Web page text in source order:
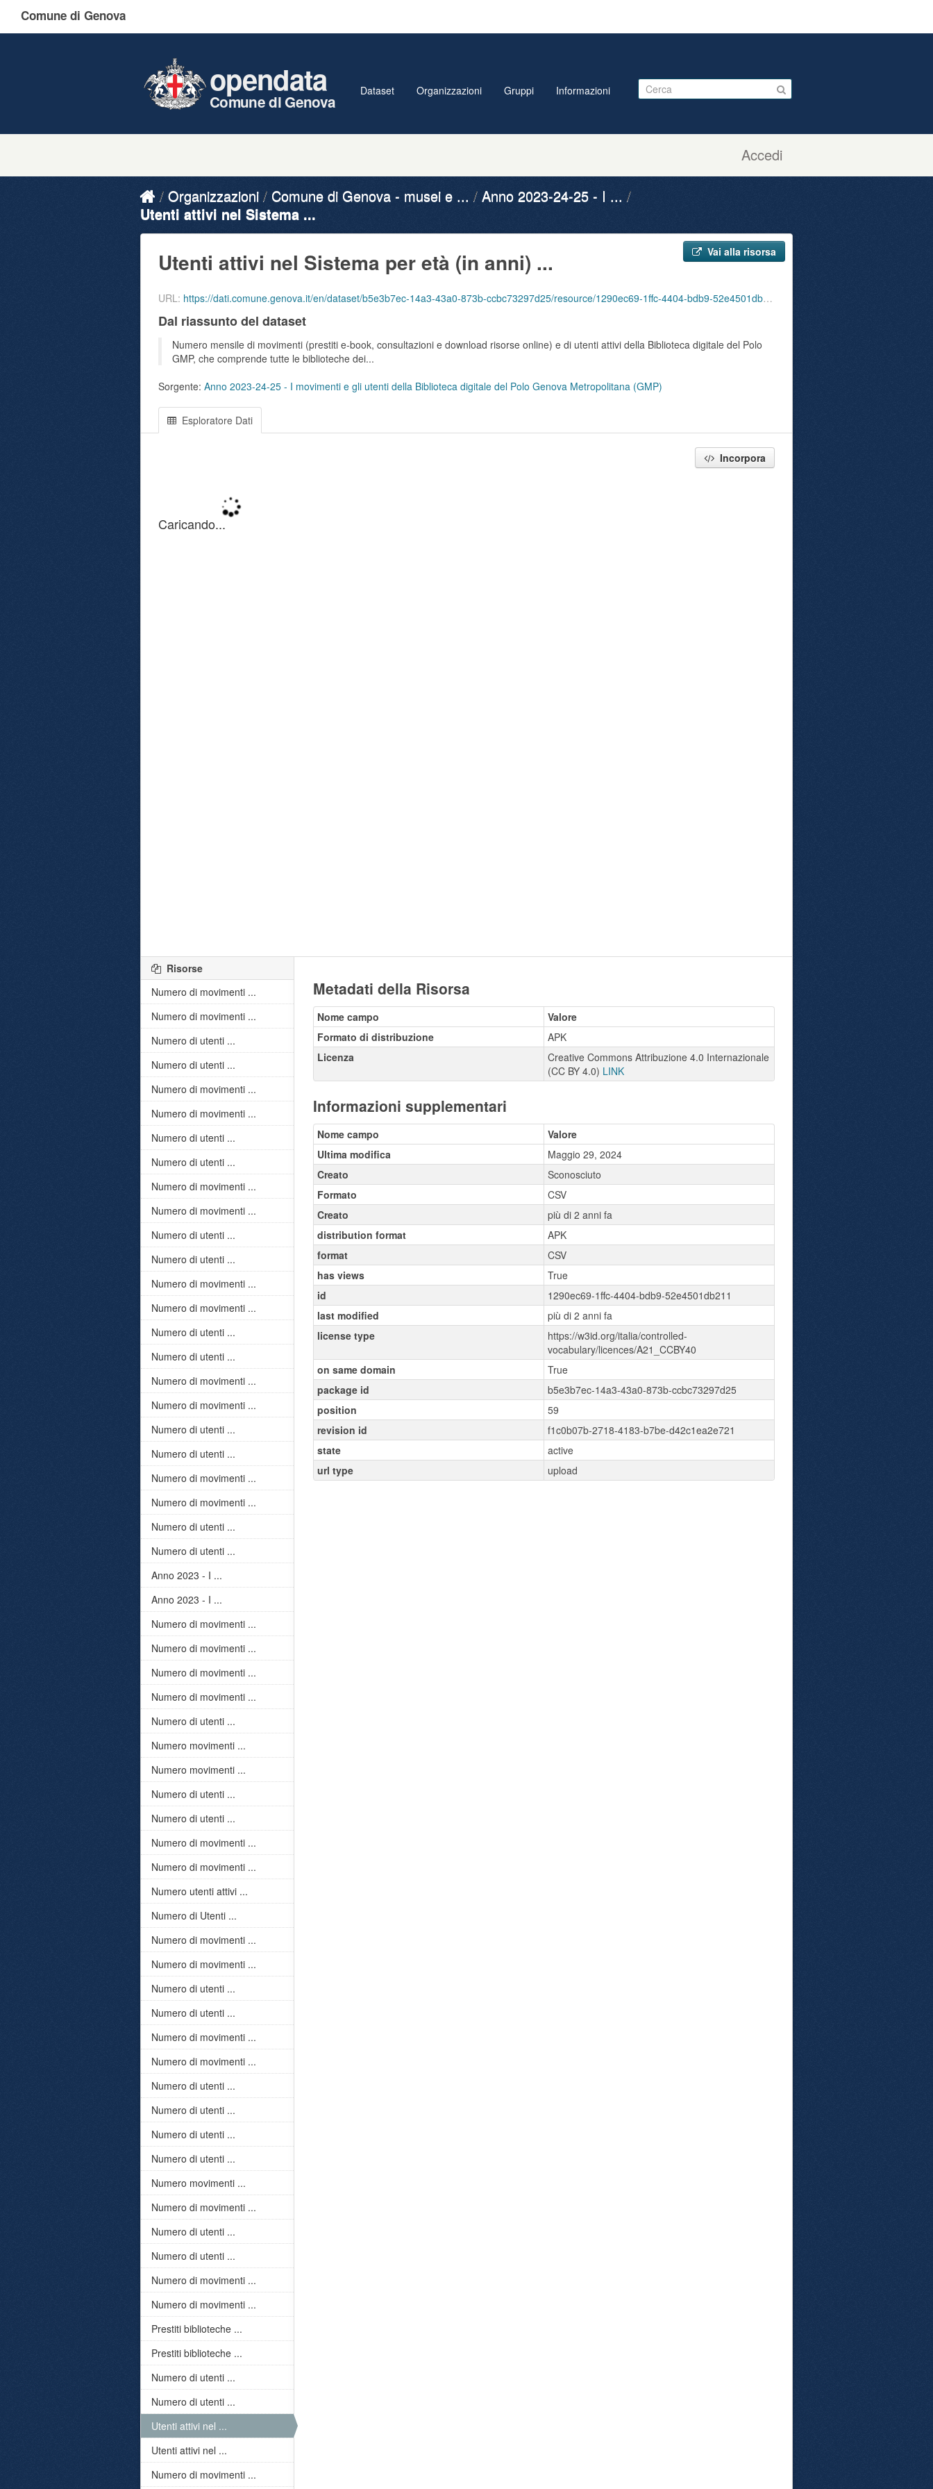
Comune di Genova
Accedi
opendata
Comune di Genova
Dataset Organizzazioni Gruppi Informazioni
Organizzazioni Comune di Genova - musei e ...
Anno 2023-24-25 - I ...
Utenti attivi nel Sistema ...
Vai alla risorsa
Utenti attivi nel Sistema per età (in anni) ...
URL: https://dati.comune.genova.it/en/dataset/b5e3b7ec-14a3-43a0-873b-ccbc73297d25/resource/1290ec69-1ffc-4404-bdb9-52e4501db211/download/ute_attivi_eta_bib_sbu_01_202402.csv
Dal riassunto del dataset
Numero mensile di movimenti (prestiti e-book, consultazioni e download risorse online) e di utenti attivi della Biblioteca digitale del Polo
GMP, che comprende tutte le biblioteche dei...
Sorgente: Anno 2023-24-25 - I movimenti e gli utenti della Biblioteca digitale del Polo Genova Metropolitana (GMP)
Esploratore Dati
Incorpora
Metadati della Risorsa
Nome campo
Valore
Formato di distribuzione
APK
Licenza
Creative Commons Attribuzione 4.0 Internazionale
(CC BY 4.0) LINK
Informazioni supplementari
Nome campo
Valore
Ultima modifica
Maggio 29, 2024
Creato
Sconosciuto
Formato
CSV
Creato
più di 2 anni fa
distribution format
APK
format
CSV
has views
True
id
1290ec69-1ffc-4404-bdb9-52e4501db211
last modified
più di 2 anni fa
license type
https://w3id.org/italia/controlled-
vocabulary/licences/A21_CCBY40
on same domain
True
package id
b5e3b7ec-14a3-43a0-873b-ccbc73297d25
position
59
revision id
f1c0b07b-2718-4183-b7be-d42c1ea2e721
state
active
url type
upload
Risorse
Numero di movimenti ...
Numero di movimenti ...
Numero di utenti ...
Numero di utenti ...
Numero di movimenti ...
Numero di movimenti ...
Numero di utenti ...
Numero di utenti ...
Numero di movimenti ...
Numero di movimenti ...
Numero di utenti ...
Numero di utenti ...
Numero di movimenti ...
Numero di movimenti ...
Numero di utenti ...
Numero di utenti ...
Numero di movimenti ...
Numero di movimenti ...
Numero di utenti ...
Numero di utenti ...
Numero di movimenti ...
Numero di movimenti ...
Numero di utenti ...
Numero di utenti ...
Anno 2023 - I ...
Anno 2023 - I ...
Numero di movimenti ...
Numero di movimenti ...
Numero di movimenti ...
Numero di movimenti ...
Numero di utenti ...
Numero movimenti ...
Numero movimenti ...
Numero di utenti ...
Numero di utenti ...
Numero di movimenti ...
Numero di movimenti ...
Numero utenti attivi ...
Numero di Utenti ...
Numero di movimenti ...
Numero di movimenti ...
Numero di utenti ...
Numero di utenti ...
Numero di movimenti ...
Numero di movimenti ...
Numero di utenti ...
Numero di utenti ...
Numero di utenti ...
Numero di utenti ...
Numero movimenti ...
Numero di movimenti ...
Numero di utenti ...
Numero di utenti ...
Numero di movimenti ...
Numero di movimenti ...
Prestiti biblioteche ...
Prestiti biblioteche ...
Numero di utenti ...
Numero di utenti ...
Utenti attivi nel ...
Utenti attivi nel ...
Numero di movimenti ...